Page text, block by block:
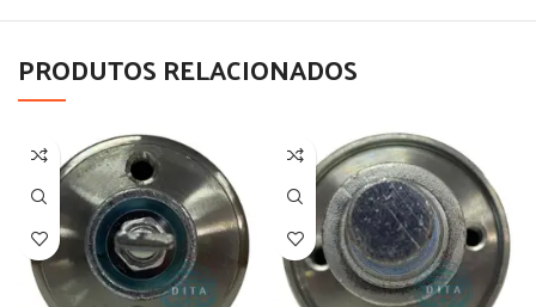
PRODUTOS RELACIONADOS